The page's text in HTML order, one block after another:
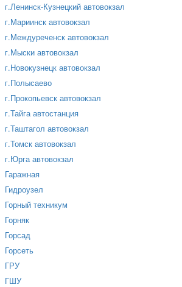
г.Ленинск-Кузнецкий автовокзал
г.Мариинск автовокзал
г.Междуреченск автовокзал
г.Мыски автовокзал
г.Новокузнецк автовокзал
г.Полысаево
г.Прокопьевск автовокзал
г.Тайга автостанция
г.Таштагол автовокзал
г.Томск автовокзал
г.Юрга автовокзал
Гаражная
Гидроузел
Горный техникум
Горняк
Горсад
Горсеть
ГРУ
ГШУ